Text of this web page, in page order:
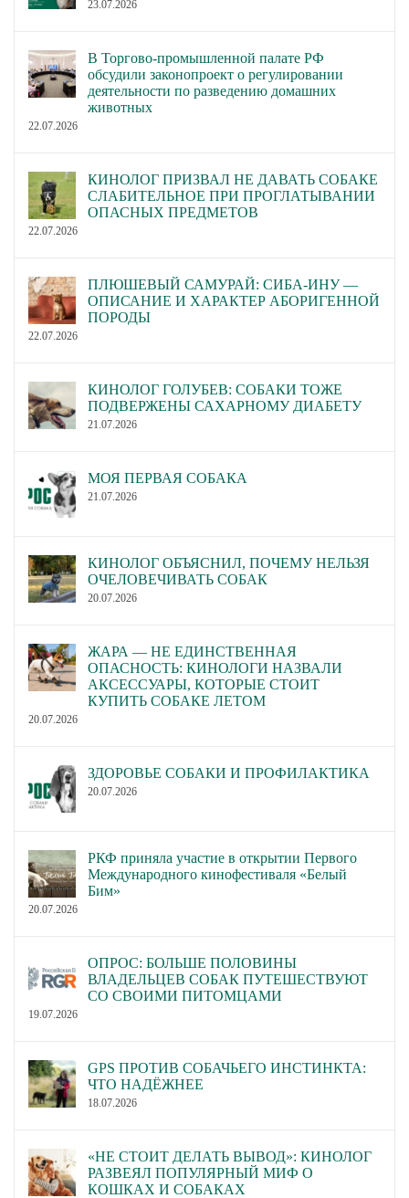
23.07.2026
В Торгово-промышленной палате РФ
обсудили законопроект о регулировании
деятельности по разведению домашних
животных
22.07.2026
КИНОЛОГ ПРИЗВАЛ НЕ ДАВАТЬ СОБАКЕ
СЛАБИТЕЛЬНОЕ ПРИ ПРОГЛАТЫВАНИИ
ОПАСНЫХ ПРЕДМЕТОВ
22.07.2026
ПЛЮШЕВЫЙ САМУРАЙ: СИБА-ИНУ —
ОПИСАНИЕ И ХАРАКТЕР АБОРИГЕННОЙ
ПОРОДЫ
22.07.2026
КИНОЛОГ ГОЛУБЕВ: СОБАКИ ТОЖЕ
ПОДВЕРЖЕНЫ САХАРНОМУ ДИАБЕТУ
21.07.2026
МОЯ ПЕРВАЯ СОБАКА
21.07.2026
КИНОЛОГ ОБЪЯСНИЛ, ПОЧЕМУ НЕЛЬЗЯ
ОЧЕЛОВЕЧИВАТЬ СОБАК
20.07.2026
ЖАРА — НЕ ЕДИНСТВЕННАЯ
ОПАСНОСТЬ: КИНОЛОГИ НАЗВАЛИ
АКСЕССУАРЫ, КОТОРЫЕ СТОИТ
КУПИТЬ СОБАКЕ ЛЕТОМ
20.07.2026
ЗДОРОВЬЕ СОБАКИ И ПРОФИЛАКТИКА
20.07.2026
РКФ приняла участие в открытии Первого
Международного кинофестиваля «Белый
Бим»
20.07.2026
ОПРОС: БОЛЬШЕ ПОЛОВИНЫ
ВЛАДЕЛЬЦЕВ СОБАК ПУТЕШЕСТВУЮТ
СО СВОИМИ ПИТОМЦАМИ
19.07.2026
GPS ПРОТИВ СОБАЧЬЕГО ИНСТИНКТА:
ЧТО НАДЁЖНЕЕ
18.07.2026
«НЕ СТОИТ ДЕЛАТЬ ВЫВОД»: КИНОЛОГ
РАЗВЕЯЛ ПОПУЛЯРНЫЙ МИФ О
КОШКАХ И СОБАКАХ